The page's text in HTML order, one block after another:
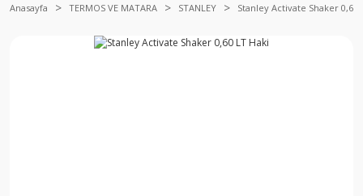
Anasayfa TERMOS VE MATARA STANLEY Stanley Activate Shaker 0,60